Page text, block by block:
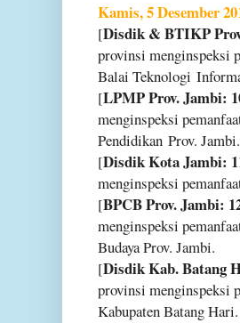
Kamis, 5 Desember
[Disdik & BTIKP
provinsi menginspeksi
Balai Teknologi
[LPMP Prov. Jambi:
menginspeksi
Pendidikan Prov. Jambi.
[Disdik Kota Jambi:
menginspeksi
[BPCB Prov. Jambi:
menginspeksi
Budaya Prov. Jambi.
[Disdik Kab. Batang
provinsi menginspeksi
Kabupaten Batang Hari.